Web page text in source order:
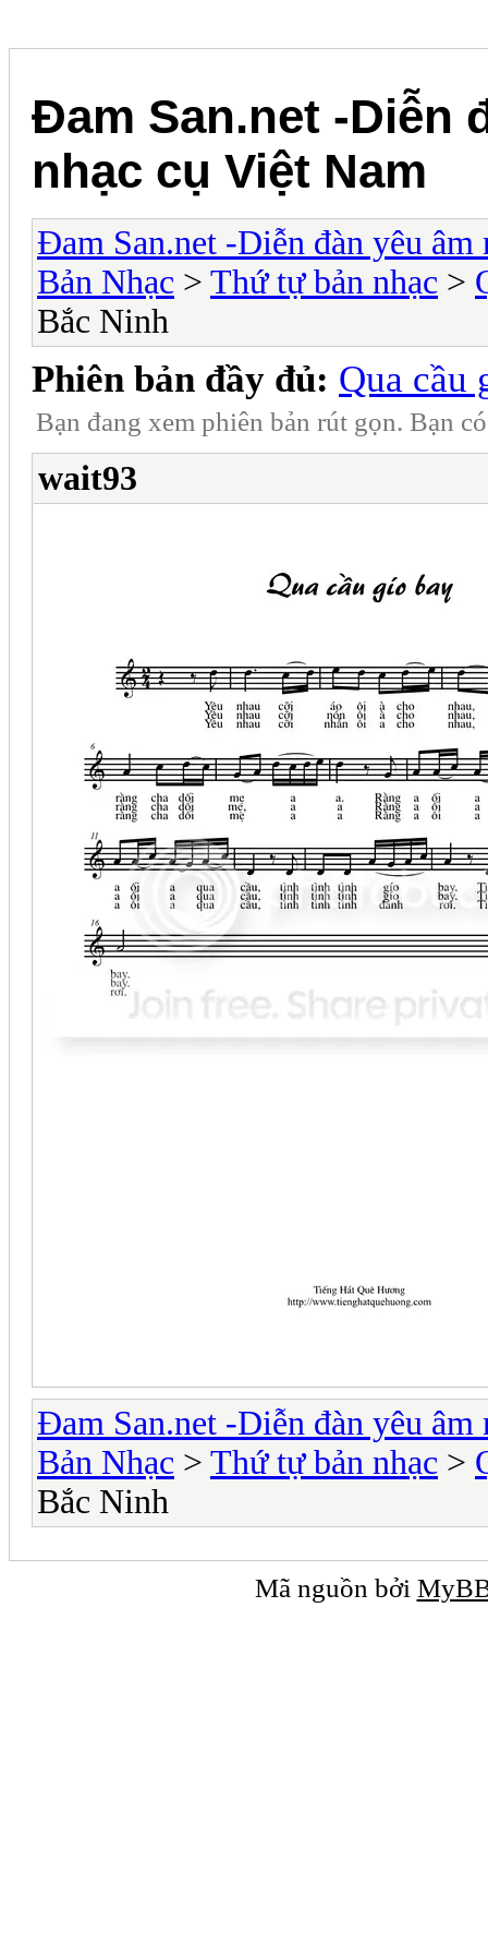
Đam San.net -Diễn
nhạc cụ Việt Nam
Đam San.net -Diễn đàn yêu âm
Bản Nhạc > Thứ tự bản nhạc >
Bắc Ninh
Phiên bản đầy đủ: Qua cầu
Bạn đang xem phiên bản rút gọn. Bạn
wait93
Đam San.net -Diễn đàn yêu âm
Bản Nhạc > Thứ tự bản nhạc >
Bắc Ninh
Mã nguồn bởi